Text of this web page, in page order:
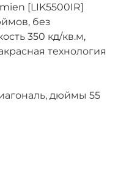
[LIK5500IR]
без
350 кд/кв.м,
технология
дюймы 55